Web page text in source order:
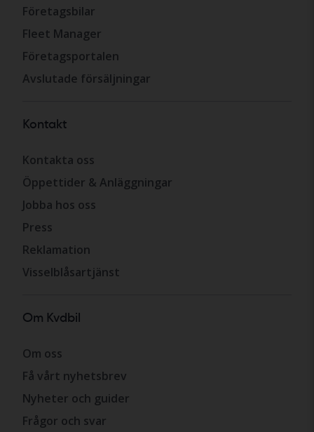
Företagsbilar
Fleet Manager
Företagsportalen
Avslutade försäljningar
Kontakt
Kontakta oss
Öppettider & Anläggningar
Jobba hos oss
Press
Reklamation
Visselblåsartjänst
Om Kvdbil
Om oss
Få vårt nyhetsbrev
Nyheter och guider
Frågor och svar